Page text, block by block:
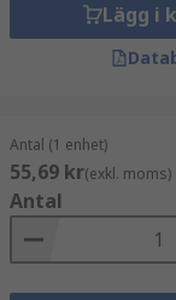
nästa dag.
Lägg i
Antal (1 enhet)
55,69 kr(exkl. moms)
Antal